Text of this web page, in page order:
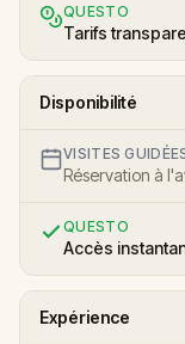
QUESTO
Tarifs
Disponibilité
VISITES
Réservation à
QUESTO
Accès
Expérience